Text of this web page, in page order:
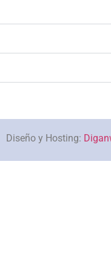
Diseño y Hosting: